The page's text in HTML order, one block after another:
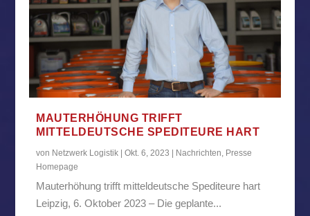
MAUTERHÖHUNG TRIFFT
MITTELDEUTSCHE SPEDITEURE HART
von Netzwerk Logistik |Okt. 6, 2023 Nachrichten, Presse
Homepage
Mauterhöhung trifft mitteldeutsche Spediteure hart
Leipzig, 6. Oktober 2023 – Die geplante...